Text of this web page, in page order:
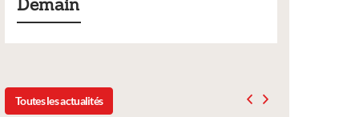
Toutes les actualités